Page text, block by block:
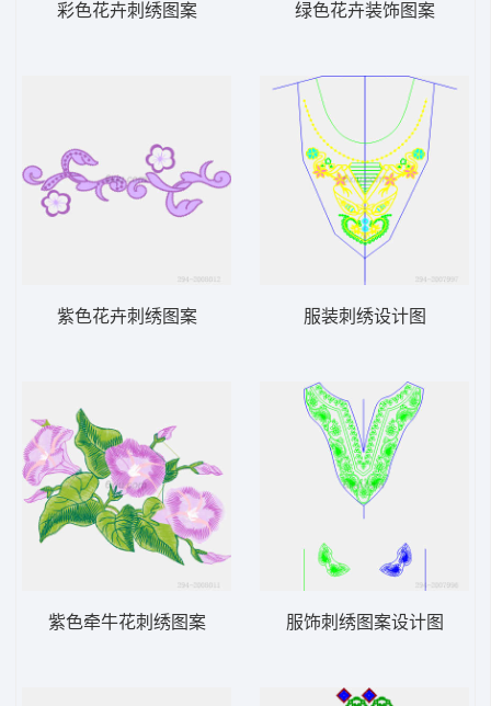
彩色花卉刺绣图案
紫色花卉刺绣图案
紫色牵牛花刺绣图案
绿色花卉装饰图案
服装刺绣设计图
服饰刺绣图案设计图